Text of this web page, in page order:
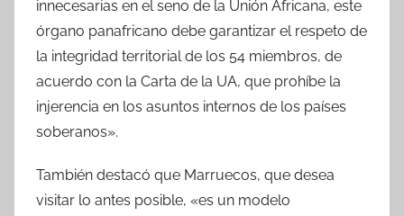
innecesarias en el seno de la Unión Africana, este
órgano panafricano debe garantizar el respeto de
la integridad territorial de los 54 miembros, de
acuerdo con la Carta de la UA, que prohíbe la
injerencia en los asuntos internos de los países
soberanos».
También destacó que Marruecos, que desea
visitar lo antes posible, «es un modelo